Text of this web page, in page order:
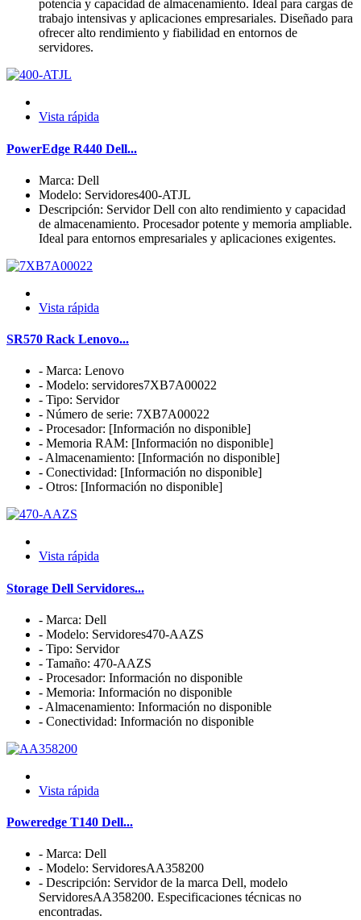
potencia y capacidad de almacenamiento. Ideal para cargas de
trabajo intensivas y aplicaciones empresariales. Diseñado para
ofrecer alto rendimiento y fiabilidad en entornos de
servidores.
Vista rápida
PowerEdge R440 Dell...
Marca: Dell
Modelo: Servidores400-ATJL
Descripción: Servidor Dell con alto rendimiento y capacidad
de almacenamiento. Procesador potente y memoria ampliable.
Ideal para entornos empresariales y aplicaciones exigentes.
Vista rápida
SR570 Rack Lenovo...
- Marca: Lenovo
- Modelo: servidores7XB7A00022
- Tipo: Servidor
- Número de serie: 7XB7A00022
- Procesador: [Información no disponible]
- Memoria RAM: [Información no disponible]
- Almacenamiento: [Información no disponible]
- Conectividad: [Información no disponible]
- Otros: [Información no disponible]
Vista rápida
Storage Dell Servidores...
- Marca: Dell
- Modelo: Servidores470-AAZS
- Tipo: Servidor
- Tamaño: 470-AAZS
- Procesador: Información no disponible
- Memoria: Información no disponible
- Almacenamiento: Información no disponible
- Conectividad: Información no disponible
Vista rápida
Poweredge T140 Dell...
- Marca: Dell
- Modelo: ServidoresAA358200
- Descripción: Servidor de la marca Dell, modelo
ServidoresAA358200. Especificaciones técnicas no
encontradas.